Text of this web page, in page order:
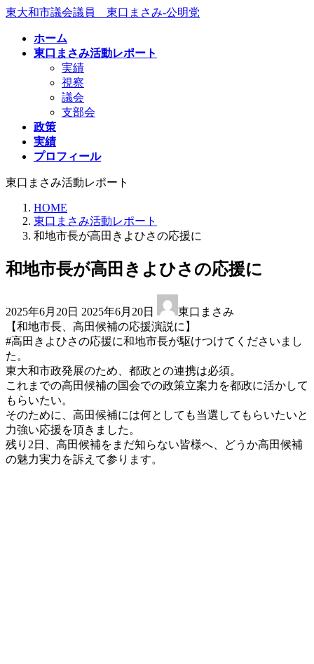
コ
ナ
東大和市議会議員 東口まさみ-公明党
ホーム
東口まさみ活動レポート
実績
視察
議会
支部会
政策
実績
プロフィール
東口まさみ活動レポート
HOME
東口まさみ活動レポート
和地市長が高田きよひさの応援に
和地市長が高田きよひさの応援に
2025年6月20日 終
更
新
時
:
2025年6月20日
東口まさみ
【和地市長、高田候補の応援演説に】
#高田きよひさの応援に和地市長が駆けつけてくださいまし
た。
東大和市政発展のため、都政との連携は必須。
これまでの高田候補の国会での政策立案力を都政に活かして
もらいたい。
そのために、高田候補には何としても当選してもらいたいと
力強い応援を頂きました。
残り2日、高田候補をまだ知らない皆様へ、どうか高田候補
の魅力実力を訴えて参ります。